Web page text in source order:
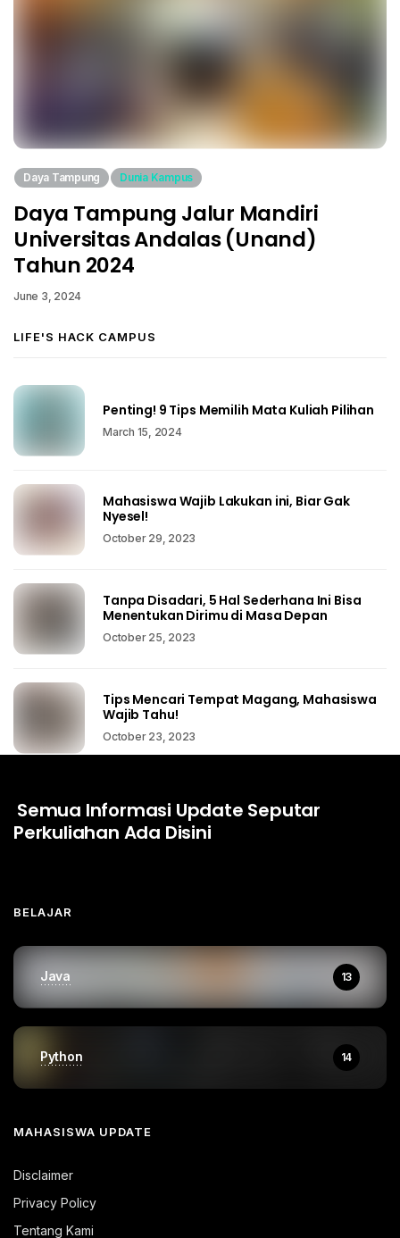
Daya Tampung Dunia Kampus
Daya Tampung Jalur Mandiri
Universitas Andalas (Unand)
Tahun 2024
June 3, 2024
LIFE'S HACK CAMPUS
Penting! 9 Tips Memilih Mata Kuliah Pilihan
March 15, 2024
Mahasiswa Wajib Lakukan ini, Biar Gak
Nyesel!
October 29, 2023
Tanpa Disadari, 5 Hal Sederhana Ini Bisa
Menentukan Dirimu di Masa Depan
October 25, 2023
Tips Mencari Tempat Magang, Mahasiswa
Wajib Tahu!
October 23, 2023
Semua Informasi Update Seputar
Perkuliahan Ada Disini
BELAJAR
Java 13
Python 14
MAHASISWA UPDATE
Disclaimer
Privacy Policy
Tentang Kami